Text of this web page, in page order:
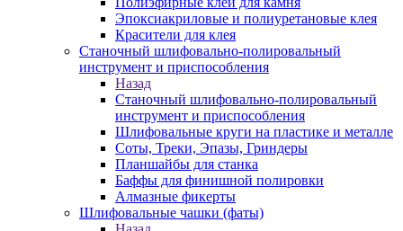
Эпоксиакриловые и полиуретановые клея
Красители для клея
Станочный шлифовально-полировальный
инструмент и приспособления
Назад
Станочный шлифовально-полировальный
инструмент и приспособления
Шлифовальные круги на пластике и металле
Соты, Треки, Эпазы, Гриндеры
Планшайбы для станка
Баффы для финишной полировки
Алмазные фикерты
Шлифовальные чашки (фаты)